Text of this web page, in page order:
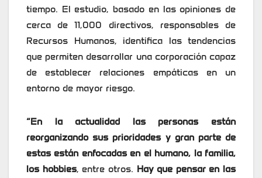
tiempo. El estudio, basado en las opiniones de
cerca de 11,000 directivos, responsables de
Recursos Humanos, identifica las tendencias
que permiten desarrollar una corporación capaz
de establecer relaciones empáticas en un
entorno de mayor riesgo.
“En la actualidad las personas están
reorganizando sus prioridades y gran parte de
estas están enfocadas en el humano, la familia,
los hobbies, entre otros. Hay que pensar en las